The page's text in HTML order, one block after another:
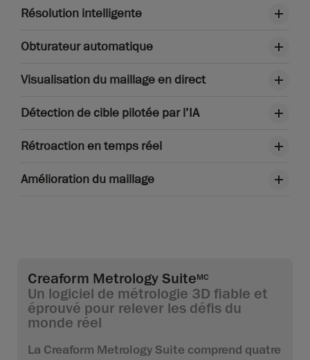
Résolution intelligente
Obturateur automatique
Visualisation du maillage en direct
Détection de cible pilotée par l’IA
Rétroaction en temps réel
Amélioration du maillage
Creaform Metrology SuiteMC
Un logiciel de métrologie 3D fiable et
éprouvé pour relever les défis du
monde réel
La Creaform Metrology Suite comprend quatre